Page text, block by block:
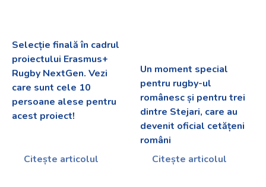
Selecție finală în cadrul
proiectului Erasmus+
Rugby NextGen. Vezi
care sunt cele 10
persoane alese pentru
acest proiect!
Citește articolul
Un moment special
pentru rugby-ul
românesc și pentru trei
dintre Stejari, care au
devenit oficial cetățeni
români
Citește articolul